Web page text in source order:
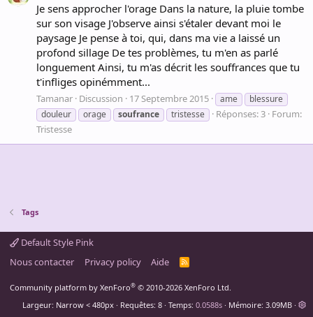
Je sens approcher l'orage Dans la nature, la pluie tombe
sur son visage J'observe ainsi s'étaler devant moi le
paysage Je pense à toi, qui, dans ma vie a laissé un
profond sillage De tes problèmes, tu m'en as parlé
longuement Ainsi, tu m'as décrit les souffrances que tu
t'infliges opinémment...
Tamanar Discussion 17 Septembre 2015 ame
blessure
douleur
orage soufrance tristesse Réponses: 3 Forum:
Tristesse
Tags
Default Style Pink
Nous contacter
Privacy policy Aide
R
Community platform by XenForo® © 2010-2026 XenForo Ltd.
Largeur
Requêtes 8 Temps 0.0588s Mémoire 3.09MB